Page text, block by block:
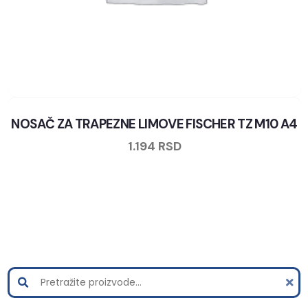
NOSAČ ZA TRAPEZNE LIMOVE FISCHER TZ M10 A4
1.194 RSD